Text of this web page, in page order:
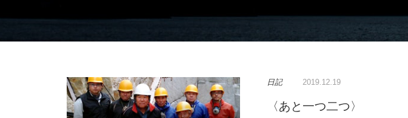
日記 2019.12.19
〈あと一つ二つ〉